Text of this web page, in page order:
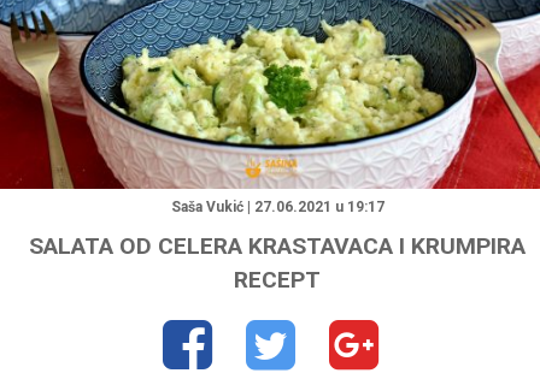
"
Saša Vukić | 27.06.2021 u 19:17
SALATA OD CELERA KRASTAVACA I KRUMPIRA
RECEPT